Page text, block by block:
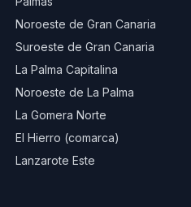
Noroeste de Gran Canaria
Suroeste de Gran Canaria
La Palma Capitalina
Noroeste de La Palma
La Gomera Norte
El Hierro (comarca)
Lanzarote Este